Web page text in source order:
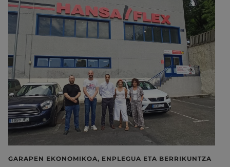
GARAPEN EKONOMIKOA, ENPLEGUA ETA BERRIKUNTZA